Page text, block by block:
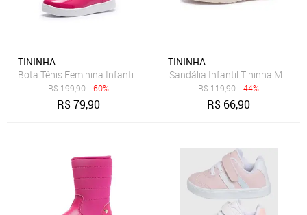
TININHA
Bota Tênis Feminina Infantil Tininha Menina Bordado Coração Pink
R$199,90 - 60%
R$79,90
TININHA
Sandália Infantil Tininha
R$119,90 - 44%
R$ 66,90